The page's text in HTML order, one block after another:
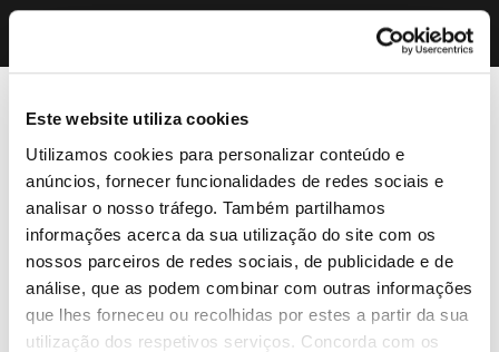
Este website utiliza cookies
Utilizamos cookies para personalizar conteúdo e
anúncios, fornecer funcionalidades de redes sociais e
analisar o nosso tráfego. Também partilhamos
informações acerca da sua utilização do site com os
nossos parceiros de redes sociais, de publicidade e de
análise, que as podem combinar com outras informações
que lhes forneceu ou recolhidas por estes a partir da sua
utilização dos respetivos serviços. Concorda com os